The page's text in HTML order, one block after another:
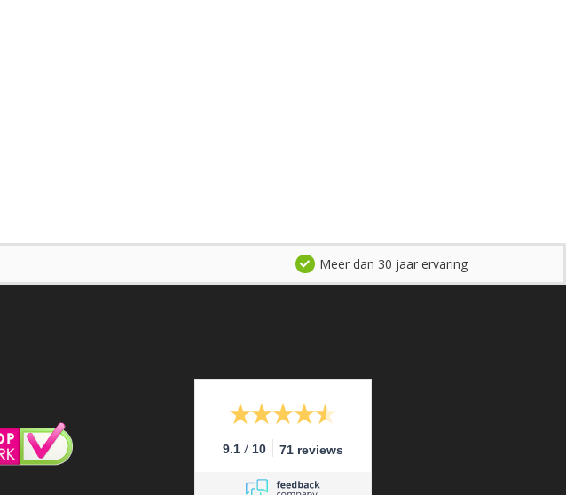
Meer dan 30 jaar ervaring
9.1 / 10 71 reviews